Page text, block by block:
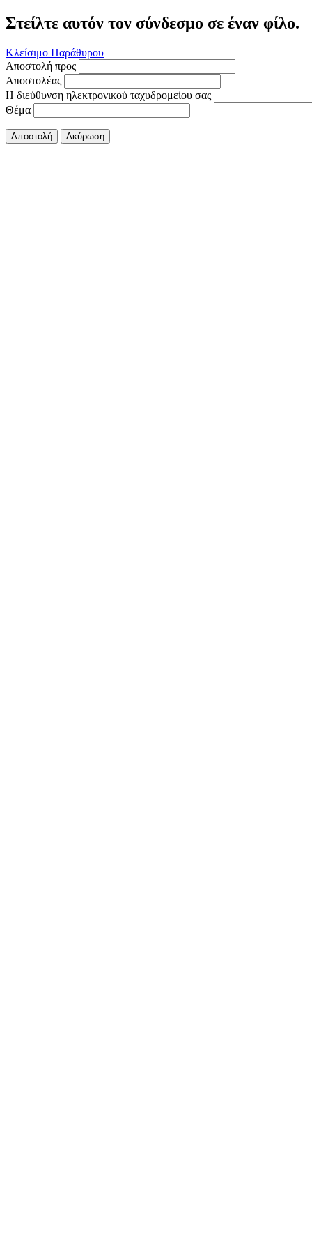
Στείλτε αυτόν τον σύνδεσμο σε έναν φίλο.
Κλείσιμο Παράθυρου
Αποστολή προς
Αποστολέας
Η διεύθυνση ηλεκτρονικού ταχυδρομείου σας
Θέμα
Αποστολή Ακύρωση